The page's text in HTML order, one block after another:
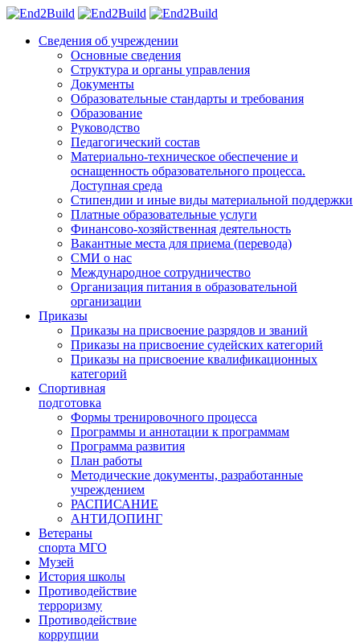
Сведения об учреждении
Основные сведения
Структура и органы управления
Документы
Образовательные стандарты и требования
Образование
Руководство
Педагогический состав
Материально-техническое обеспечение и
оснащенность образовательного процесса.
Доступная среда
Стипендии и иные виды материальной поддержки
Платные образовательные услуги
Финансово-хозяйственная деятельность
Вакантные места для приема (перевода)
СМИ о нас
Международное сотрудничество
Организация питания в образовательной
организации
Приказы
Приказы на присвоение разрядов и званий
Приказы на присвоение судейских категорий
Приказы на присвоение квалификационных
категорий
Спортивная
подготовка
Формы тренировочного процесса
Программы и аннотации к программам
Программа развития
План работы
Методические документы, разработанные
учреждением
РАСПИСАНИЕ
АНТИДОПИНГ
Ветераны
спорта МГО
Музей
История школы
Противодействие
терроризму
Противодействие
коррупции